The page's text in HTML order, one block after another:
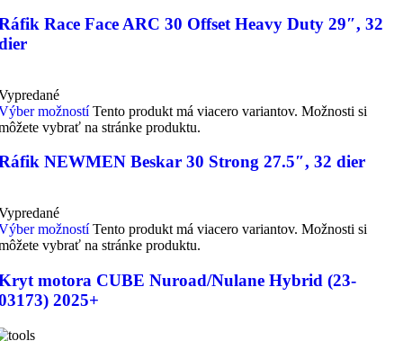
Race Face ARC 30 Offset Heavy Duty 29″, 32
možností Tento produkt má viacero variantov. Možnosti si
vybrať na stránke produktu.
NEWMEN Beskar 30 Strong 27.5″, 32 dier
možností Tento produkt má viacero variantov. Možnosti si
vybrať na stránke produktu.
motora CUBE Nuroad/Nulane Hybrid (23-
2025+